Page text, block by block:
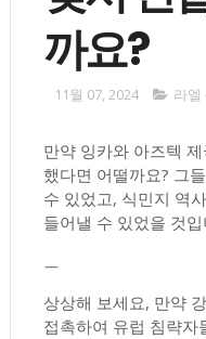
까요?
11월 07, 2024 라엘
만약 잉카와 아즈텍
했다면 어떨까요? 그
수 있었고, 식민지 역
들어낼 수 있었을 것입
ㅡ
상상해 보세요, 만약
접촉하여 유럽 침략자